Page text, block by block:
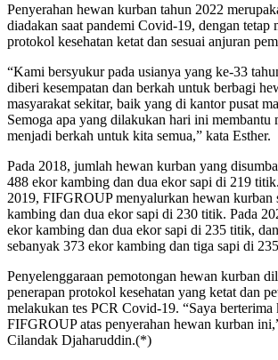
Penyerahan hewan kurban tahun 2022
diadakan saat pandemi Covid-19, dengan tetap
protokol kesehatan ketat dan sesuai anjuran
“Kami bersyukur pada usianya yang ke-33
diberi kesempatan dan berkah untuk berbagi
masyarakat sekitar, baik yang di kantor pusat
Semoga apa yang dilakukan hari ini membantu
menjadi berkah untuk kita semua,” kata Esther.
Pada 2018, jumlah hewan kurban yang
488 ekor kambing dan dua ekor sapi di 219
2019, FIFGROUP menyalurkan hewan
kambing dan dua ekor sapi di 230 titik. Pada
ekor kambing dan dua ekor sapi di 235 titik,
sebanyak 373 ekor kambing dan tiga sapi di
Penyelenggaraan pemotongan hewan kurban
penerapan protokol kesehatan yang ketat dan
melakukan tes PCR Covid-19. “Saya berterima
FIFGROUP atas penyerahan hewan kurban
Cilandak Djaharuddin.(*)